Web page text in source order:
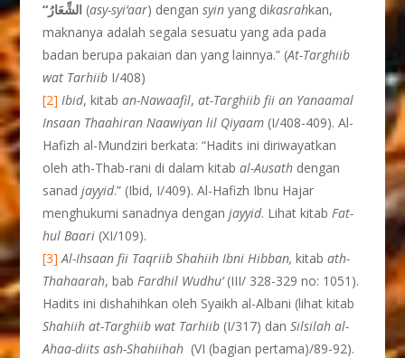
“الشِّعَارُ (asy-syi‘aar) dengansyinyang dikasrahkan,
maknanya adalah segala sesuatu yang ada pada
badan berupa pakaian dan yang lainnya.” (At-Targhiib
wat Tarhiib I/408)
[2] Ibid, kitaban-Nawaafil,at-Targhiib fii an Yanaamal
Insaan Thaahiran Naawiyan lil Qiyaam (I/408-409). Al-
Hafizh al-Mundziri berkata: “Hadits ini diriwayatkan
oleh ath-Thab-rani di dalam kitabal-Ausath dengan
sanadjayyid.” (Ibid, I/409). Al-Hafizh Ibnu Hajar
menghukumi sanadnya denganjayyid. Lihat kitabFat-
hul Baari (XI/109).
[3] Al-Ihsaan fii Taqriib Shahiih IbniHibban, kitabath-
Thahaarah, babFardhil Wudhu’(III/ 328-329 no: 1051).
Hadits ini dishahihkan oleh Syaikh al-Albani (lihat kitab
Shahiih at-Targhiib wat Tarhiib (I/317) danSilsilah al-
Ahaa-diits ash-Shahiihah (VI (bagian pertama)/89-92).